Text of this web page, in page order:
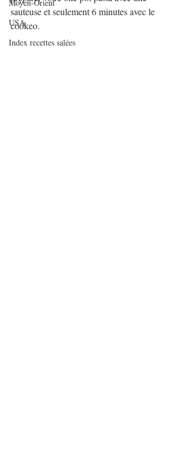
Moyen-Orient
USA
Index recettes salées
sauteuse et seulement 6 minutes avec le
cookeo.